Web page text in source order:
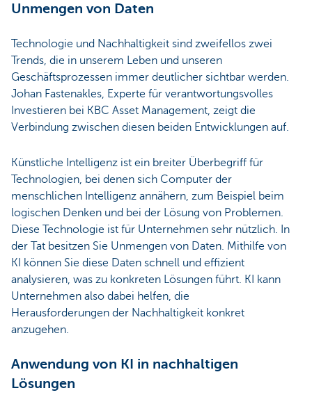
Unmengen von Daten
Technologie und Nachhaltigkeit sind zweifellos zwei
Trends, die in unserem Leben und unseren
Geschäftsprozessen immer deutlicher sichtbar werden.
Johan Fastenakles, Experte für verantwortungsvolles
Investieren bei KBC Asset Management, zeigt die
Verbindung zwischen diesen beiden Entwicklungen auf.
Künstliche Intelligenz ist ein breiter Überbegriff für
Technologien, bei denen sich Computer der
menschlichen Intelligenz annähern, zum Beispiel beim
logischen Denken und bei der Lösung von Problemen.
Diese Technologie ist für Unternehmen sehr nützlich. In
der Tat besitzen Sie Unmengen von Daten. Mithilfe von
KI können Sie diese Daten schnell und effizient
analysieren, was zu konkreten Lösungen führt. KI kann
Unternehmen also dabei helfen, die
Herausforderungen der Nachhaltigkeit konkret
anzugehen.
Anwendung von KI in nachhaltigen
Lösungen